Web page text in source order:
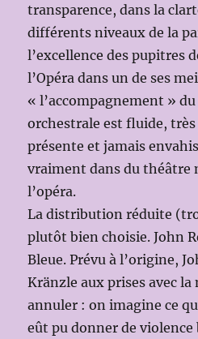
transparence, dans la
différents niveaux de la
l’excellence des pupitres
l’Opéra dans un de ses
« l’accompagnement »
orchestrale est fluide,
présente et jamais
vraiment dans du théâtre
l’opéra.
La distribution réduite
plutôt bien choisie. John
Bleue. Prévu à l’origine,
Kränzle aux prises avec la
annuler : on imagine ce
eût pu donner de violence